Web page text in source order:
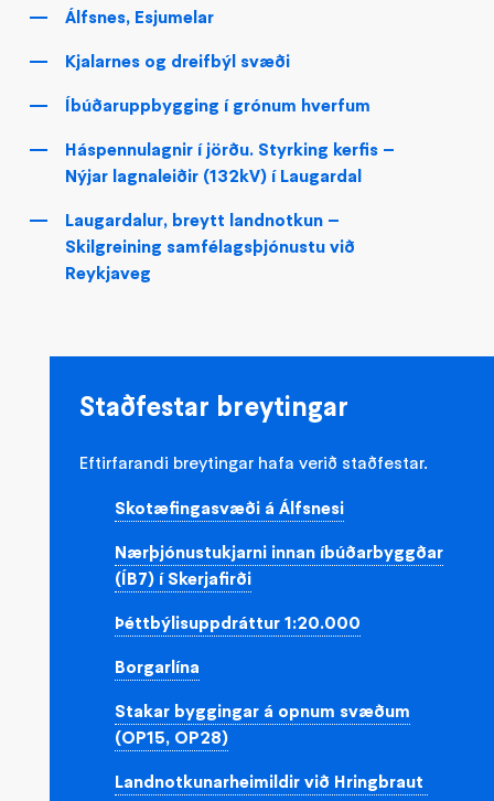
Álfsnes, Esjumelar
Kjalarnes og dreifbýl svæði
Íbúðaruppbygging í grónum hverfum
Háspennulagnir í jörðu. Styrking kerfis –
Nýjar lagnaleiðir (132kV) í Laugardal
Laugardalur, breytt landnotkun –
Skilgreining samfélagsþjónustu við
Reykjaveg
Staðfestar breytingar
Eftirfarandi breytingar hafa verið staðfestar.
Skotæfingasvæði á Álfsnesi
Nærþjónustukjarni innan íbúðarbyggðar
(ÍB7) í Skerjafirði
Þéttbýlisuppdráttur 1:20.000
Borgarlína
Stakar byggingar á opnum svæðum
(OP15, OP28)
Landnotkunarheimildir við Hringbraut